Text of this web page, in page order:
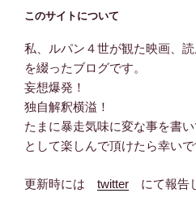
このサイトについて
私、ルパン４世が観た映画、
を綴ったブログです。
妄想爆発！
独自解釈横溢！
たまに暴走気味に変な事を書
として楽しんで頂けたら幸いで
更新時には twitter にて報告